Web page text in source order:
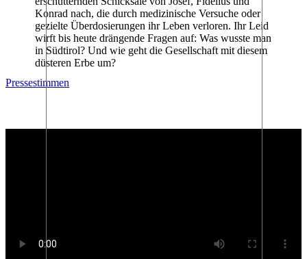
Konrad nach, die durch medizinische Versuche oder
gezielte Überdosierungen ihr Leben verloren. Ihr Leid
wirft bis heute drängende Fragen auf: Was wusste man
in Südtirol? Und wie geht die Gesellschaft mit diesem
düsteren Erbe um?
Pressestimmen